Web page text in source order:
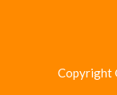
Copyright